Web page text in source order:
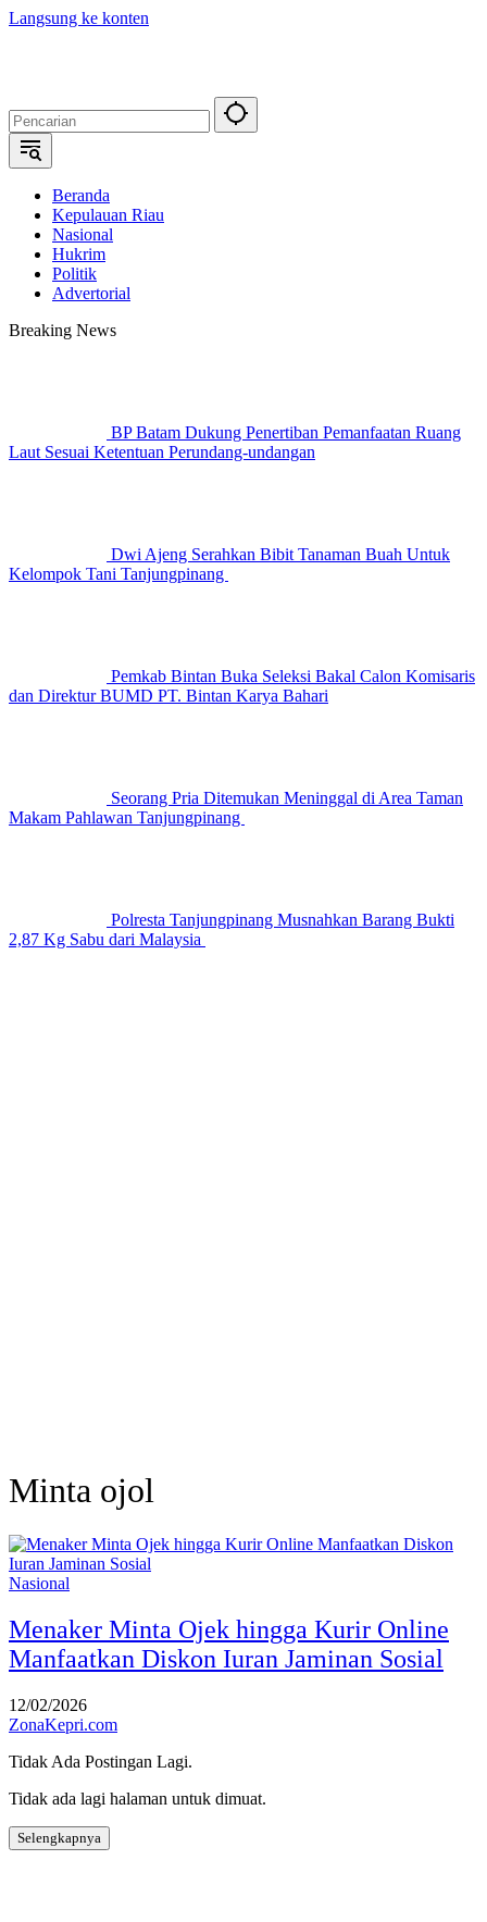
Langsung ke konten
Beranda
Kepulauan Riau
Nasional
Hukrim
Politik
Advertorial
Breaking News
BP Batam Dukung Penertiban Pemanfaatan Ruang
Laut Sesuai Ketentuan Perundang-undangan
Dwi Ajeng Serahkan Bibit Tanaman Buah Untuk
Kelompok Tani Tanjungpinang
Pemkab Bintan Buka Seleksi Bakal Calon Komisaris
dan Direktur BUMD PT. Bintan Karya Bahari
Seorang Pria Ditemukan Meninggal di Area Taman
Makam Pahlawan Tanjungpinang
Polresta Tanjungpinang Musnahkan Barang Bukti
2,87 Kg Sabu dari Malaysia
Minta ojol
Nasional
Menaker Minta Ojek hingga Kurir Online
Manfaatkan Diskon Iuran Jaminan Sosial
12/02/2026
ZonaKepri.com
Tidak Ada Postingan Lagi.
Tidak ada lagi halaman untuk dimuat.
Selengkapnya